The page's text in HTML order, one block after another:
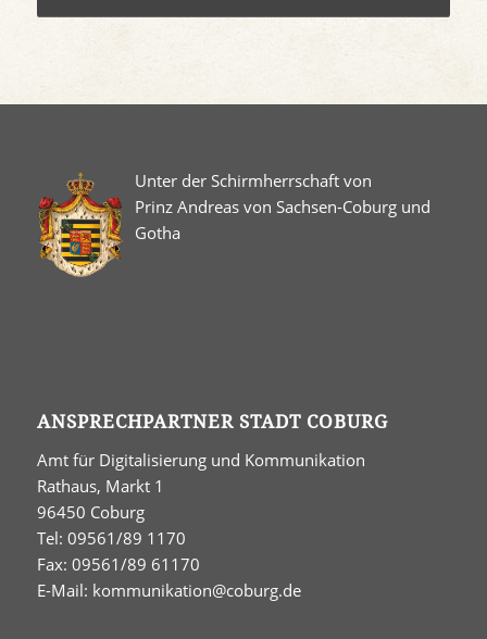
Unter der Schirmherrschaft von
Prinz Andreas von Sachsen-Coburg und
Gotha
ANSPRECHPARTNER STADT COBURG
Amt für Digitalisierung und Kommunikation
Rathaus, Markt 1
96450 Coburg
Tel: 09561/89 1170
Fax: 09561/89 61170
E-Mail: kommunikation@coburg.de